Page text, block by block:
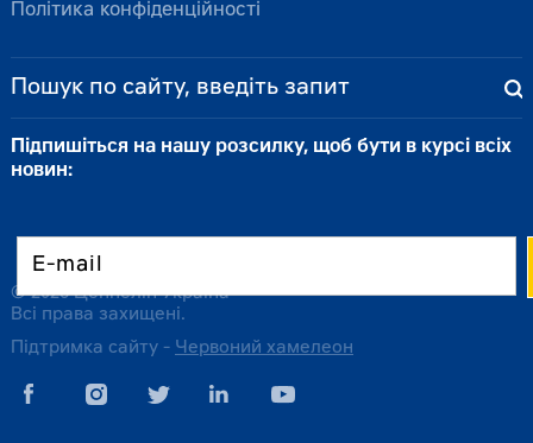
Політика конфіденційності
Підпишіться на нашу розсилку, щоб бути в курсі всіх
новин:
© 2026 Цеппелін Україна
Всі права захищені.
Підтримка сайту - Червоний хамелеон